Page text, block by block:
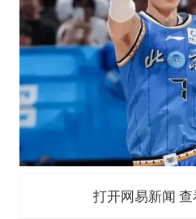
打开网易新闻